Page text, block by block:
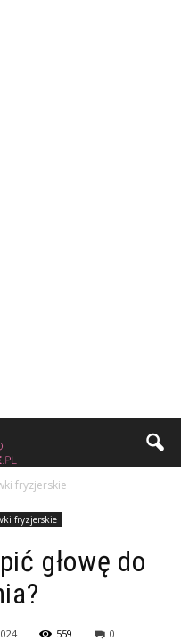
fryzjerskie
fryzjerskie
głowę do
559 0